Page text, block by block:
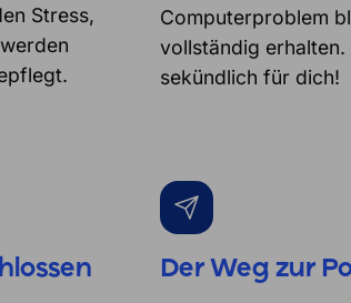
Stress,
Computerproblem
vollständig
sekündlich für dich!
Der Weg zur